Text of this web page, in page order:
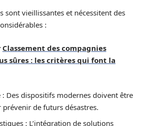
sont vieillissantes et nécessitent des
:
Classement des compagnies
sûres : les critères qui font la
Des dispositifs modernes doivent être
prévenir de futurs désastres.
: L’intégration de solutions